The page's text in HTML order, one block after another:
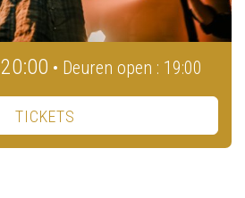
• Deuren open : 19:00
TICKETS